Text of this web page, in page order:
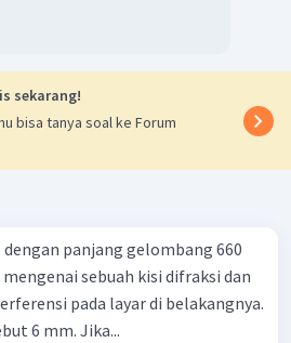
sekarang!
bisa tanya soal ke Forum
panjang gelombang 660
sebuah kisi difraksi dan
pada layar di belakangnya.
6 mm. Jika...